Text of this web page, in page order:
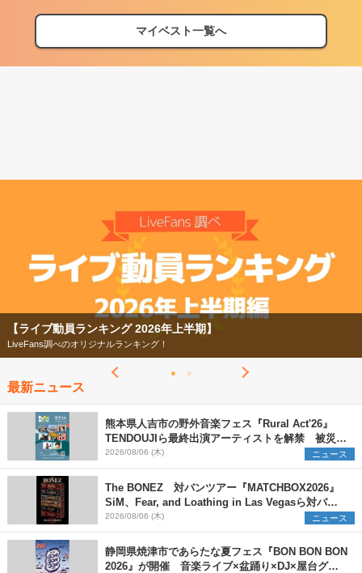
マイベスト一覧へ
【フェス特集2026】
今年もフェスの季節がやってきた！
最新ニュース
熊本県人吉市の野外音楽フェス『Rural Act'26』
TENDOUJIら最終出演アーティストを解禁 被災地
支援プロジェクトの始動も発表
2026/08/06 (木) ニュース
The BONEZ 対バンツアー『MATCHBOX2026』
SiM、Fear, and Loathing in Las Vegasら対バン
アーティストを一斉解禁
2026/08/06 (木) ニュース
静岡県焼津市であらたな夏フェス『BON BON BON
2026』が開催 音楽ライブ×盆踊り×DJ×屋台グル